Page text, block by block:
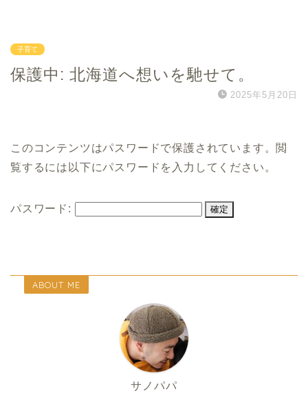
子育て
保護中: 北海道へ想いを馳せて。
2025年5月20日
このコンテンツはパスワードで保護されています。閲
覧するには以下にパスワードを入力してください。
パスワード:
ABOUT ME
サノパパ